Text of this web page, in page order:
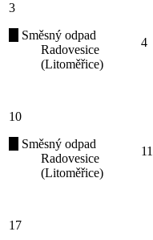
3
Směsný odpad
Radovesice
(Litoměřice)
4
10
Směsný odpad
Radovesice
(Litoměřice)
11
17